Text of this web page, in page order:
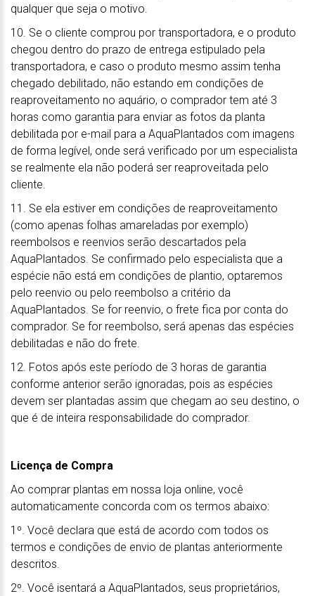
qualquer que seja o motivo.
10. Se o cliente comprou por transportadora, e o produto
chegou dentro do prazo de entrega estipulado pela
transportadora, e caso o produto mesmo assim tenha
chegado debilitado, não estando em condições de
reaproveitamento no aquário, o comprador tem até 3
horas como garantia para enviar as fotos da planta
debilitada por e-mail para a AquaPlantados com imagens
de forma legível, onde será verificado por um especialista
se realmente ela não poderá ser reaproveitada pelo
cliente.
11. Se ela estiver em condições de reaproveitamento
(como apenas folhas amareladas por exemplo)
reembolsos e reenvios serão descartados pela
AquaPlantados. Se confirmado pelo especialista que a
espécie não está em condições de plantio, optaremos
pelo reenvio ou pelo reembolso a critério da
AquaPlantados. Se for reenvio, o frete fica por conta do
comprador. Se for reembolso, será apenas das espécies
debilitadas e não do frete.
12. Fotos após este período de 3 horas de garantia
conforme anterior serão ignoradas, pois as espécies
devem ser plantadas assim que chegam ao seu destino, o
que é de inteira responsabilidade do comprador.
Licença de Compra
Ao comprar plantas em nossa loja online, você
automaticamente concorda com os termos abaixo:
1º. Você declara que está de acordo com todos os
termos e condições de envio de plantas anteriormente
descritos.
2º. Você isentará a AquaPlantados, seus proprietários,